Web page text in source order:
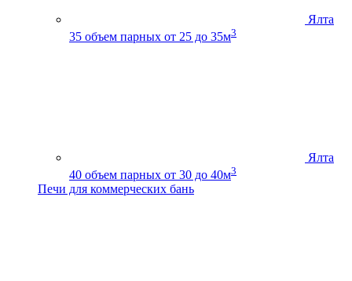
Ялта
35 объем парных от 25 до 35м3
Ялта
40 объем парных от 30 до 40м3
Печи для коммерческих бань